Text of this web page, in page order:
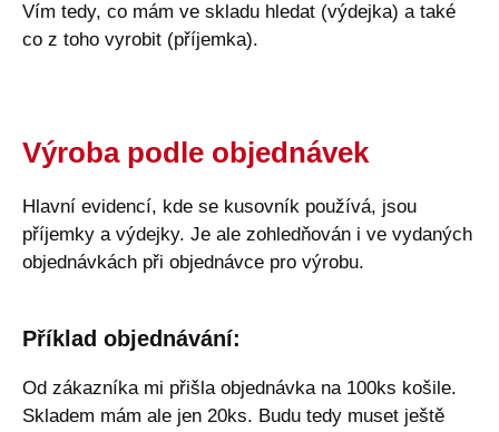
Vím tedy, co mám ve skladu hledat (výdejka) a také
co z toho vyrobit (příjemka).
Výroba podle objednávek
Hlavní evidencí, kde se kusovník používá, jsou
příjemky a výdejky. Je ale zohledňován i ve vydaných
objednávkách při objednávce pro výrobu.
Příklad objednávání:
Od zákazníka mi přišla objednávka na 100ks košile.
Skladem mám ale jen 20ks. Budu tedy muset ještě